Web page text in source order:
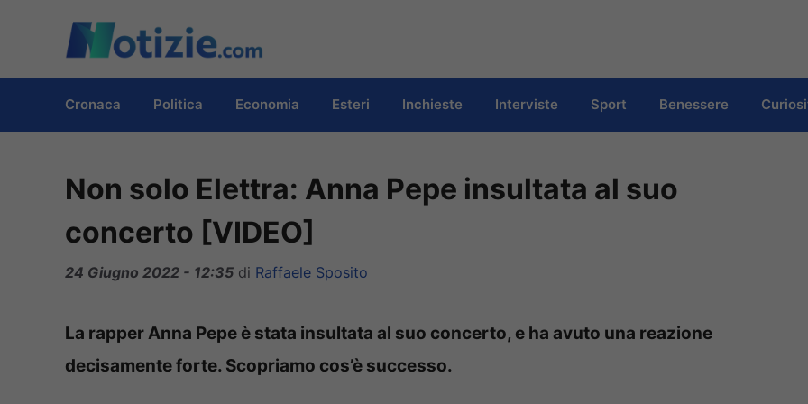
contenuto
Cronaca Politica Economia Esteri Inchieste Interviste Sport Benessere
Non solo Elettra: Anna Pepe insultata al suo
concerto [VIDEO]
24 Giugno 2022 - 12:35 di Raffaele Sposito
La rapper Anna Pepe è stata insultata al suo concerto, e ha avuto una reazione
decisamente forte. Scopriamo cos’è successo.